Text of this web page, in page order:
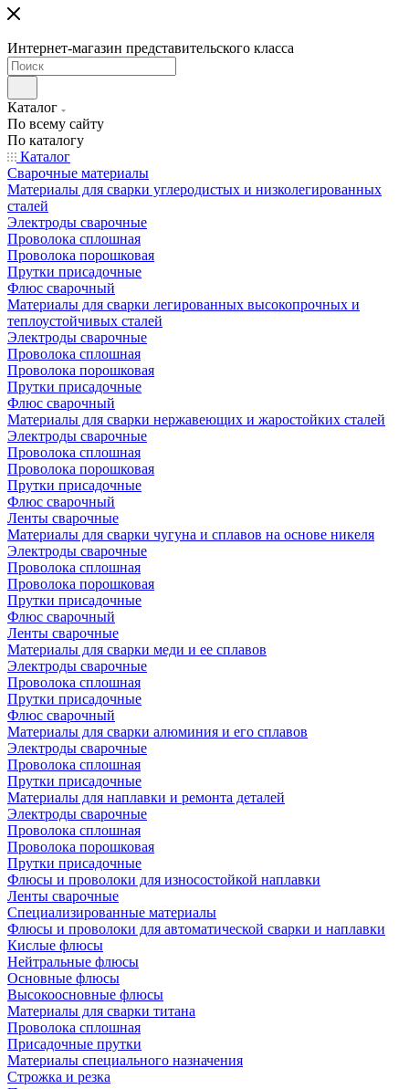
Интернет-магазин представительского класса
Каталог
По всему сайту
По каталогу
Каталог
Сварочные материалы
Материалы для сварки углеродистых и низколегированных
сталей
Электроды сварочные
Проволока сплошная
Проволока порошковая
Прутки присадочные
Флюс сварочный
Материалы для сварки легированных высокопрочных и
теплоустойчивых сталей
Электроды сварочные
Проволока сплошная
Проволока порошковая
Прутки присадочные
Флюс сварочный
Материалы для сварки нержавеющих и жаростойких сталей
Электроды сварочные
Проволока сплошная
Проволока порошковая
Прутки присадочные
Флюс сварочный
Ленты сварочные
Материалы для сварки чугуна и сплавов на основе никеля
Электроды сварочные
Проволока сплошная
Проволока порошковая
Прутки присадочные
Флюс сварочный
Ленты сварочные
Материалы для сварки меди и ее сплавов
Электроды сварочные
Проволока сплошная
Прутки присадочные
Флюс сварочный
Материалы для сварки алюминия и его сплавов
Электроды сварочные
Проволока сплошная
Прутки присадочные
Материалы для наплавки и ремонта деталей
Электроды сварочные
Проволока сплошная
Проволока порошковая
Прутки присадочные
Флюсы и проволоки для износостойкой наплавки
Ленты сварочные
Специализированные материалы
Флюсы и проволоки для автоматической сварки и наплавки
Кислые флюсы
Нейтральные флюсы
Основные флюсы
Высокоосновные флюсы
Материалы для сварки титана
Проволока сплошная
Присадочные прутки
Материалы специального назначения
Строжка и резка